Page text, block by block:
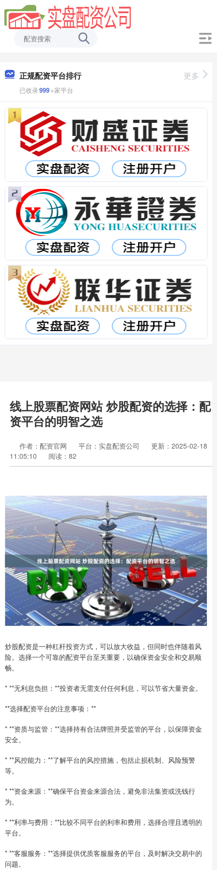
正规配资平台排行
已收录999+家平台
更多
线上股票配资网站 炒股配资的选择：配
资平台的明智之选
作者：配资官网 平台：实盘配资公司
更新：2025-02-18
11:05:10
阅读：82
炒股配资是一种杠杆投资方式，可以放大收益，但同时也伴随着风
险。选择一个可靠的配资平台至关重要，以确保资金安全和交易顺
畅。
* **无利息负担：**投资者无需支付任何利息，可以节省大量资金。
**选择配资平台的注意事项：**
* **资质与监管：**选择持有合法牌照并受监管的平台，以保障资金
安全。
* **风控能力：**了解平台的风控措施，包括止损机制、风险预警
等。
* **资金来源：**确保平台资金来源合法，避免非法集资或洗钱行
为。
* **利率与费用：**比较不同平台的利率和费用，选择合理且透明的
平台。
* **客服服务：**选择提供优质客服服务的平台，及时解决交易中的
问题。